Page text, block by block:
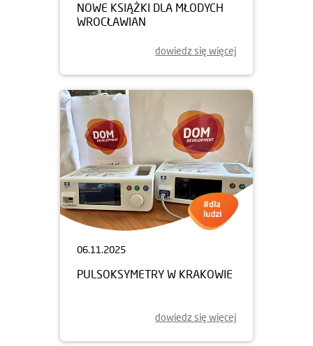
NOWE KSIĄŻKI DLA MŁODYCH
WROCŁAWIAN
dowiedz się więcej
06.11.2025
PULSOKSYMETRY W KRAKOWIE
dowiedz się więcej